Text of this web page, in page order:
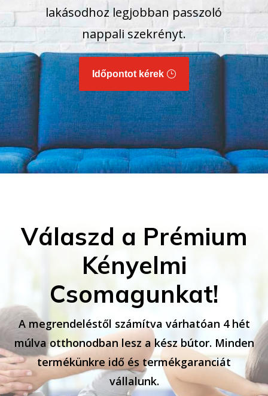
lakásodhoz legjobban passzoló
nappali szekrényt.
Időpontot kérek
Válaszd a Prémium
Kényelmi
Csomagunkat!
A megrendeléstől számítva várhatóan 4 hét
múlva otthonodban lesz a kész bútor. Minden
termékünkre idő és termékgaranciát
vállalunk.